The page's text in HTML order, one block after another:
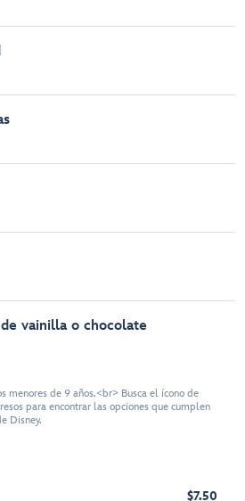
vainilla o chocolate
menores de 9 años.<br> Busca el ícono de
para encontrar las opciones que cumplen
Disney.
$7.50